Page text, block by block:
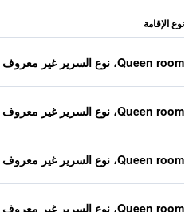
نوع الإقامة
Queen room، نوع السرير غير معروف
Queen room، نوع السرير غير معروف
Queen room، نوع السرير غير معروف
Queen room، نوع السرير غير معروف